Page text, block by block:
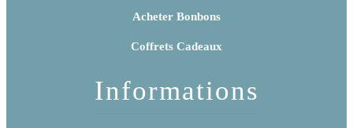
Acheter Bonbons
Coffrets Cadeaux
Informations